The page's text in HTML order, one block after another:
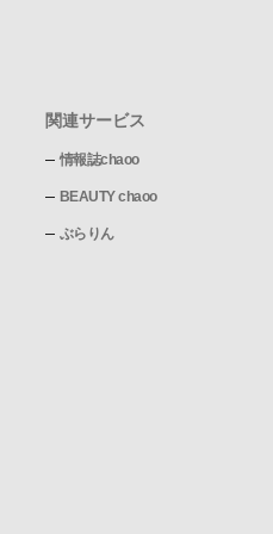
関連サービス
情報誌chaoo
BEAUTY chaoo
ぶらりん